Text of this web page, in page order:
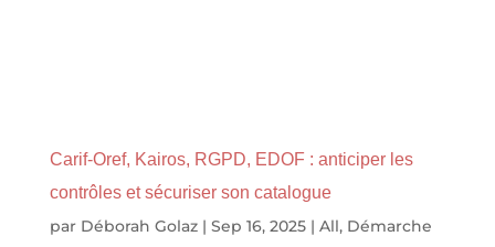
Carif-Oref, Kairos, RGPD, EDOF : anticiper les
contrôles et sécuriser son catalogue
par Déborah Golaz| Sep 16, 2025| All, Démarche